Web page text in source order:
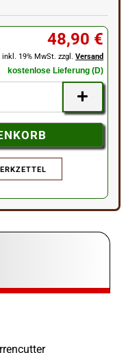
48,90 €
inkl. 19% MwSt. zzgl.Versand
kostenlose Lieferung (D)